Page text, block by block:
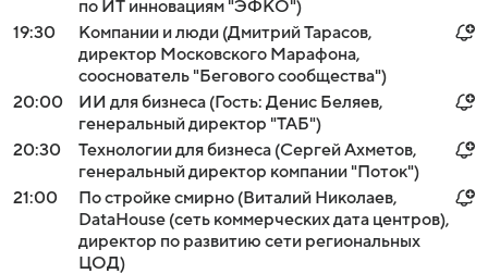
по ИТ инновациям "ЭФКО")
19:30
Компании и люди (Дмитрий Тарасов,
директор Московского Марафона,
сооснователь "Бегового сообщества")
20:00
ИИ для бизнеса (Гость: Денис Беляев,
генеральный директор "ТАБ")
20:30
Технологии для бизнеса (Сергей Ахметов,
генеральный директор компании "Поток")
21:00
По стройке смирно (Виталий Николаев,
DataHouse (сеть коммерческих дата центров),
директор по развитию сети региональных
ЦОД)